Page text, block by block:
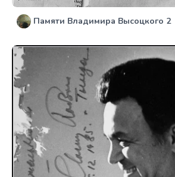
Памяти Владимира Высоцкого 2